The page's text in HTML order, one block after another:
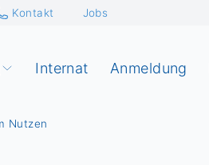
Kontakt Jobs
Internat Anmeldung
Nutzen